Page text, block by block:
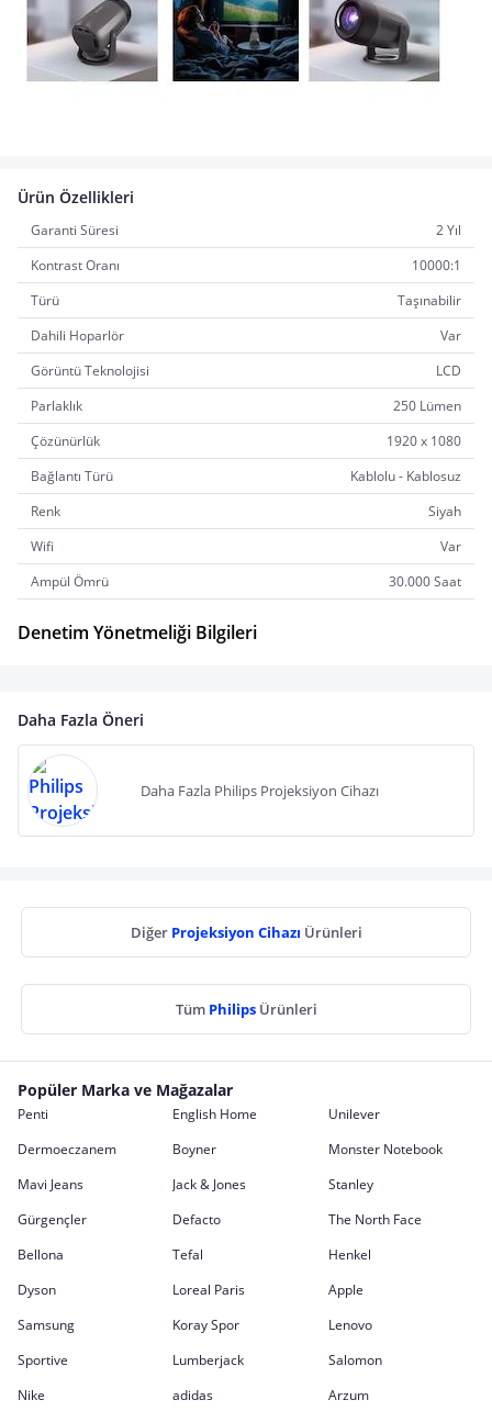
Ürün Özellikleri
Garanti Süresi
2 Yıl
Kontrast Oranı
10000:1
Türü
Taşınabilir
Dahili Hoparlör
Var
Görüntü Teknolojisi
LCD
Parlaklık
250 Lümen
Çözünürlük
1920 x 1080
Bağlantı Türü
Kablolu - Kablosuz
Renk
Siyah
Wifi
Var
Ampül Ömrü
30.000 Saat
Denetim Yönetmeliği Bilgileri
Daha Fazla Öneri
Daha Fazla Philips Projeksiyon Cihazı
Diğer Projeksiyon Cihazı Ürünleri
Tüm Philips Ürünleri
Popüler Marka ve Mağazalar
Penti English Home
Unilever
Dermoeczanem
Boyner
Monster Notebook
Mavi Jeans
Jack & Jones
Stanley
Gürgençler
Defacto
The North Face
Bellona
Tefal
Henkel
Dyson
Loreal Paris
Apple
Samsung
Koray Spor
Lenovo
Sportive
Lumberjack
Salomon
Nike
adidas
Arzum